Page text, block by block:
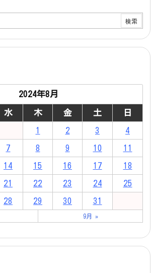
2024年8月
水 木 金 土 日
1 2 3 4
7 8 9 10 11
14 15 16 17 18
21 22 23 24 25
28 29 30 31
9月 »